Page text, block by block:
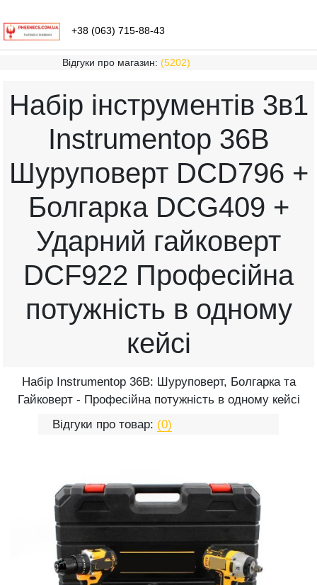
+38 (063) 715-88-43
Відгуки про магазин: (5202)
Набір інструментів 3в1
Instrumentop 36В
Шуруповерт DCD796 +
Болгарка DCG409 +
Ударний гайковерт
DCF922 Професійна
потужність в одному
кейсі
Набір Instrumentop 36В: Шуруповерт, Болгарка та
Гайковерт - Професійна потужність в одному кейсі
Відгуки про товар: (0)